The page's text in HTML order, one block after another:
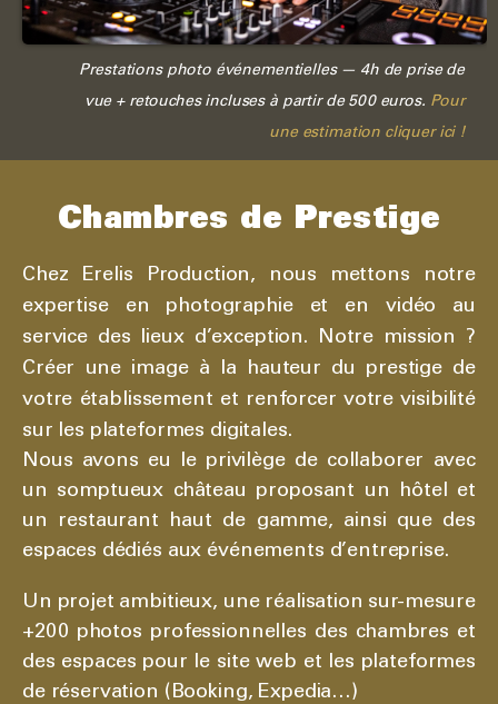
Prestations photo événementielles — 4h de prise de
vue + retouches incluses à partir de 500 euros. Pour
une estimation cliquer ici !
Chambres de Prestige
Chez Erelis Production, nous mettons notre
expertise en photographie et en vidéo au
service des lieux d’exception. Notre mission ?
Créer une image à la hauteur du prestige de
votre établissement et renforcer votre visibilité
sur les plateformes digitales.
Nous avons eu le privilège de collaborer avec
un somptueux château proposant un hôtel et
un restaurant haut de gamme, ainsi que des
espaces dédiés aux événements d’entreprise.
Un projet ambitieux, une réalisation sur-mesure
+200 photos professionnelles des chambres et
des espaces pour le site web et les plateformes
de réservation (Booking, Expedia…)